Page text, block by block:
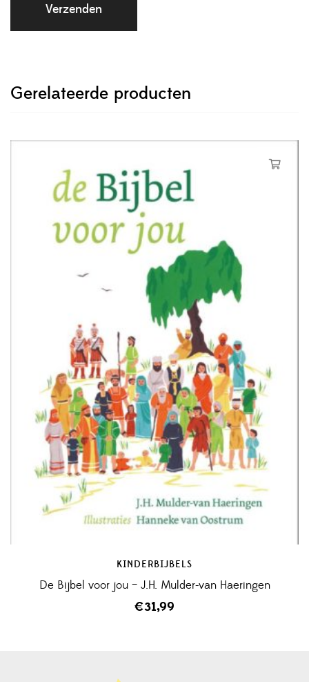
Gerelateerde producten
KINDERBIJBELS
De Bijbel voor jou – J.H. Mulder-van Haeringen
€31,99